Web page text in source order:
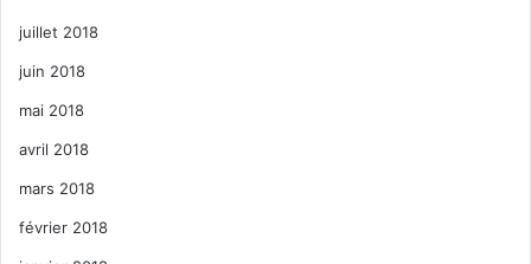
juillet 2018
juin 2018
mai 2018
avril 2018
mars 2018
février 2018